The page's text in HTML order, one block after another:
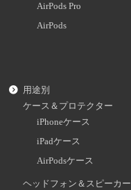
AirPods Pro
AirPods
用途別
ケース＆プロテクター
iPhoneケース
iPadケース
AirPodsケース
ヘッドフォン＆スピーカー